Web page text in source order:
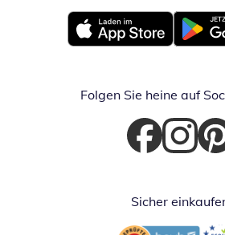
Öffnet in neuem Fenster
Öffnet in
Folgen Sie heine auf
Öffnet in neuem
Öffnet in
Sicher